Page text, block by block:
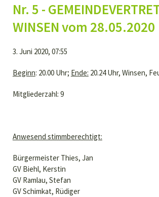
Nr. 5 -
WINSEN vom 28.05.2020
3. Juni 2020, 07:55
Beginn: 20.00 Uhr; Ende: 20.24 Uhr, Winsen,
Mitgliederzahl: 9
Anwesend stimmberechtigt:
Bürgermeister Thies, Jan
GV Biehl, Kerstin
GV Ramlau, Stefan
GV Schimkat, Rüdiger